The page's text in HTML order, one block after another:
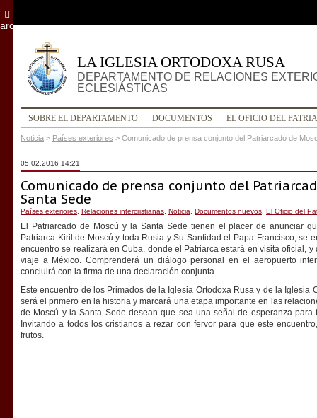
LA IGLESIA ORTODOXA RUSA
DEPARTAMENTO DE RELACIONES
ECLESIÁSTICAS
SOBRE EL DEPARTAMENTO DOCUMENTOS EL OFICIO DEL
Noticia > Países exteriores > Comunicado de prensa conjunto del Patriarcado de
05.02.2016 14:21
Comunicado de prensa conjunto del
Santa Sede
Países exteriores Relaciones intercristianas Noticia Documentos nuevos El Oficio del
El Patriarcado de Moscú y la Santa Sede tienen el placer de anunciar
Patriarca Kiril de Moscú y toda Rusia y Su Santidad el Papa Francisco, se
encuentro se realizará en Cuba, donde el Patriarca estará en visita oficial,
viaje a México. Comprenderá un diálogo personal en el aeropuerto
concluirá con la firma de una declaración conjunta.
Este encuentro de los Primados de la Iglesia Ortodoxa Rusa y de la Iglesia
será el primero en la historia y marcará una etapa importante en las
de Moscú y la Santa Sede desean que sea una señal de esperanza
Invitando a todos los cristianos a rezar con fervor para que este
frutos.
archivo